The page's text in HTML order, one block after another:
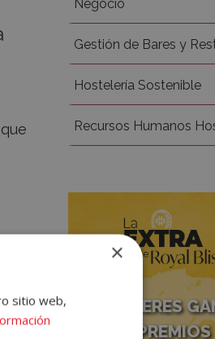
Negocio
Gestión de Bares y
Hostelería Sostenible
Recursos Humanos
¿QUIERES
PREMIOS
×
sitio web,